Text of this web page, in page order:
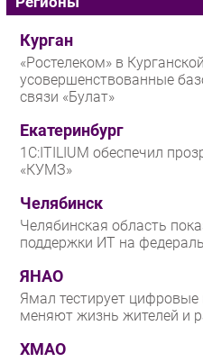
Курган
«Ростелеком» в
усовершенствованные
связи «Булат»
Екатеринбург
1С:ITILIUM обеспечил
«КУМЗ»
Челябинск
Челябинская область
поддержки ИТ на
ЯНАО
Ямал тестирует цифровые
меняют жизнь жителей и
ХМАО